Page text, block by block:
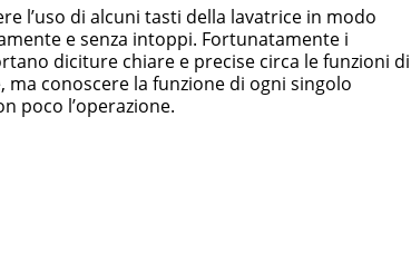
l’uso di alcuni tasti della lavatrice in modo
e senza intoppi. Fortunatamente i
diciture chiare e precise circa le funzioni di
conoscere la funzione di ogni singolo
poco l’operazione.